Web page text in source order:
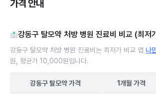
가격 안내
강동구 탈모약 처방 병원 진료비 비교 (최저
강동구 탈모약 처방 병원 진료비는 최저가 비교 앱 나
원, 평균가 10,000원입니다.
강동구 탈모약가격 1개월 가격